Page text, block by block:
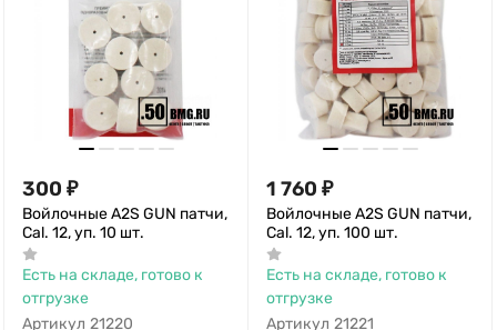
300 ₽
Войлочные A2S GUN патчи,
Cal. 12, уп. 10 шт.
Есть на складе, готово к
отгрузке
Артикул 21220
1 760 ₽
Войлочные A2S GUN патчи,
Cal. 12, уп. 100 шт.
Есть на складе, готово к
отгрузке
Артикул 21221